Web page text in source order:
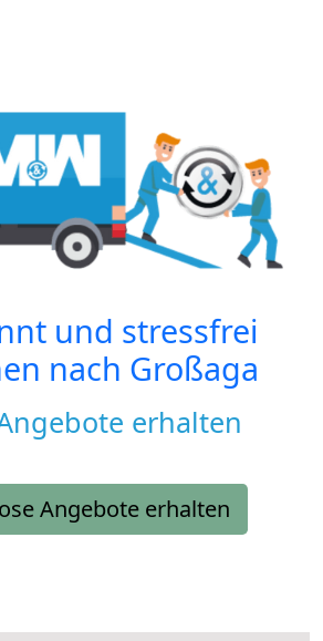
und stressfrei
nach Großaga
erhalten
Angebote erhalten